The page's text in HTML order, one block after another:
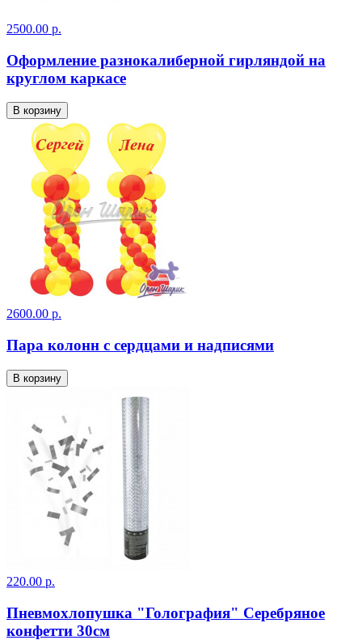
2500.00 р.
Оформление разнокалиберной гирляндой на
круглом каркасе
В корзину
2600.00 р.
Пара колонн с сердцами и надписями
В корзину
220.00 р.
Пневмохлопушка "Голография" Серебряное
конфетти 30см